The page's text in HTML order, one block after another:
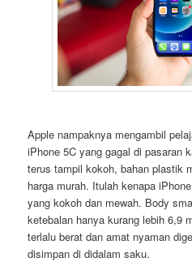
Apple nampaknya mengambil
iPhone 5C yang gagal di pasaran
terus tampil kokoh, bahan plastik
harga murah. Itulah kenapa
yang kokoh dan mewah. Body
ketebalan hanya kurang lebih 6,9
terlalu berat dan amat nyaman
disimpan di didalam saku.